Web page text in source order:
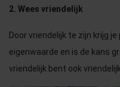
2. Wees vriendelijk
Door vriendelijk te zijn krijg
eigenwaarde en is de kans
vriendelijk bent ook